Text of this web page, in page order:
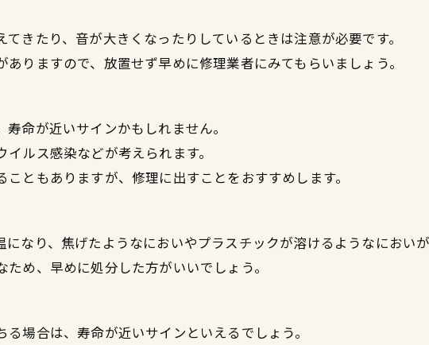
きたり、音が大きくなったりしているときは注意が必要です。
りますので、放置せず早めに修理業者にみてもらいましょう。
命が近いサインかもしれません。
ルス感染などが考えられます。
ともありますが、修理に出すことをおすすめします。
なり、焦げたようなにおいやプラスチックが溶けるようなにおい
め、早めに処分した方がいいでしょう。
場合は、寿命が近いサインといえるでしょう。